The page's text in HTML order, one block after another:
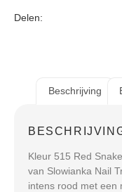
Delen:
Beschrijving
Kleur 515 Red
van Slowianka Nail
intens rood met een